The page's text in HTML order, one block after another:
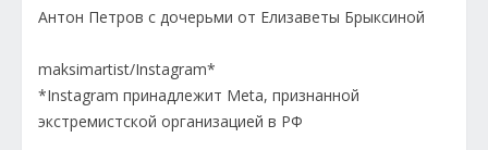
Антон Петров с дочерьми от Елизаветы Брыксиной
maksimartist/Instagram*
*Instagram принадлежит Meta, признанной
экстремистской организацией в РФ